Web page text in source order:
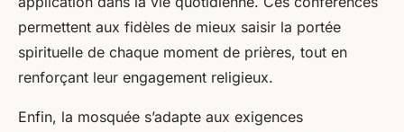
permettent aux fidèles de mieux saisir la portée
spirituelle de chaque moment de prières, tout en
renforçant leur engagement religieux.
Enfin, la mosquée s’adapte aux exigences